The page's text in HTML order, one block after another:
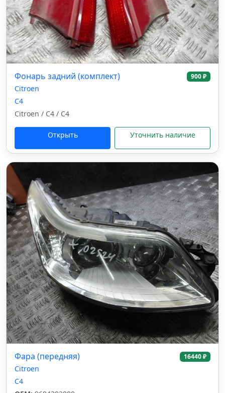
Фонарь задний (комплект) 900 ₽
Citroen
C4
Citroen / C4 / C4
Открыть Уточнить наличие
Фара (передняя) 16440 ₽
Citroen
C4